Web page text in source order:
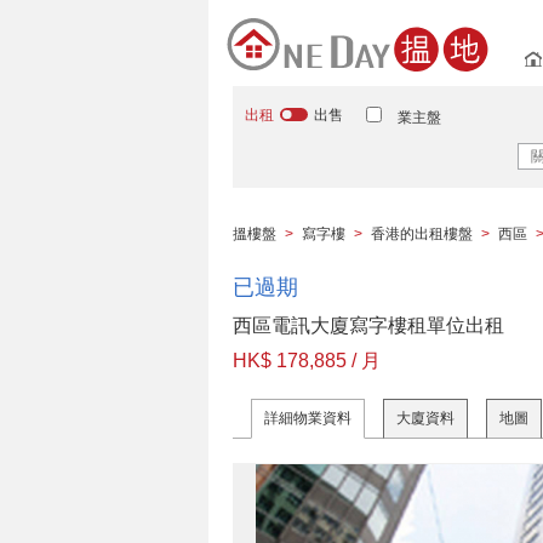
出租 出售 業主盤
搵樓盤 > 寫字樓 > 香港的出租樓盤 > 西區 >
已過期
西區電訊大廈寫字樓租單位出租
HK$ 178,885 / 月
詳細物業資料 大廈資料 地圖